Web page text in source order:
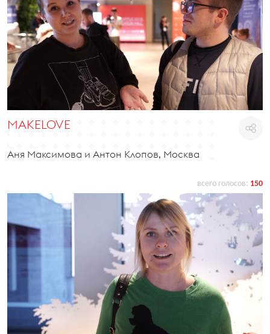
MAKELOVE
Аня Максимова и Антон Клопов, Москва
всего голосов: 150